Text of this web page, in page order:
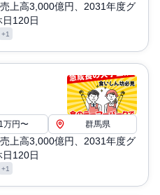
上高3,000億円、2031年度グ
120日
+1
万円〜 群馬県
上高3,000億円、2031年度グ
120日
+1